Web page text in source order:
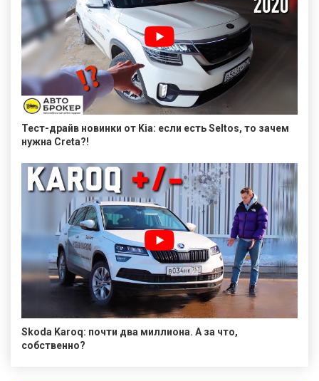
Тест-драйв новинки от Kia: если есть Seltos, то зачем
нужна Creta?!
Skoda Karoq: почти два миллиона. А за что,
собственно?